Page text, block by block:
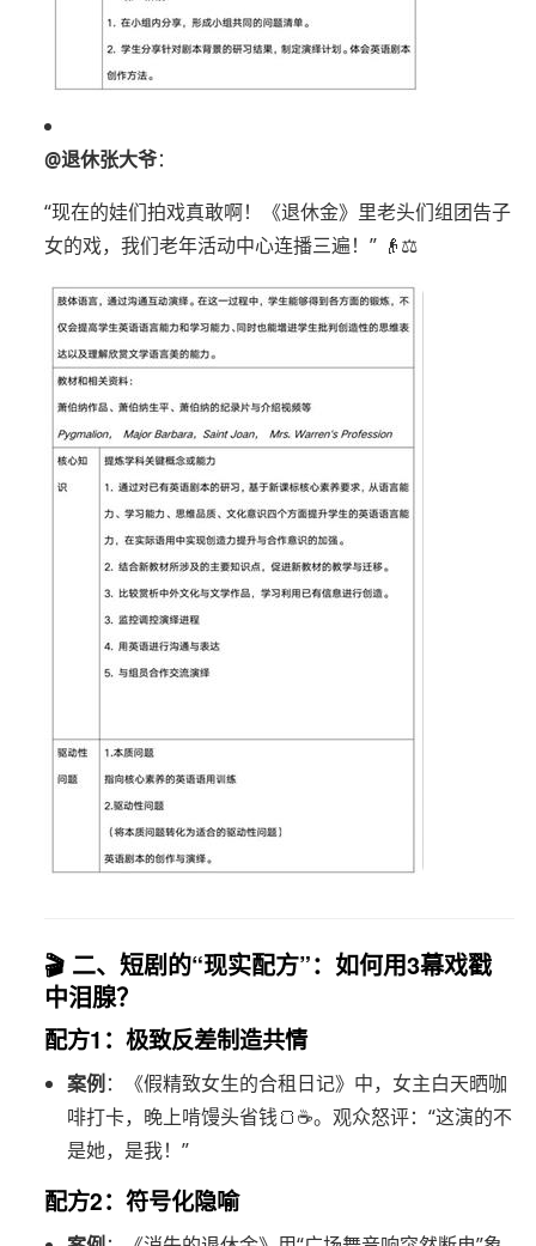
@退休张大爷：
“现在的娃们拍戏真敢啊！《退休金》里老头们组团告子
女的戏，我们老年活动中心连播三遍！” 👴⚖️
🎬 二、短剧的“现实配方”：如何用3幕戏戳
中泪腺？
配方1：极致反差制造共情
案例 ：《假精致女生的合租日记》中，女主白天晒咖
啡打卡，晚上啃馒头省钱🍞☕。观众怒评：“这演的不
是她，是我！”
配方2：符号化隐喻